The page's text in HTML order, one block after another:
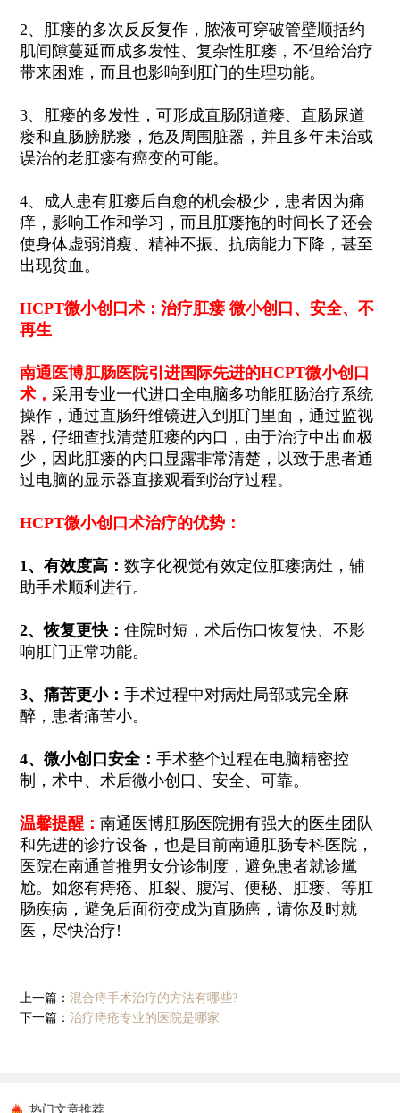
2、肛瘘的多次反反复作，脓液可穿破管壁顺括约
肌间隙蔓延而成多发性、复杂性肛瘘，不但给治疗
带来困难，而且也影响到肛门的生理功能。
3、肛瘘的多发性，可形成直肠阴道瘘、直肠尿道
瘘和直肠膀胱瘘，危及周围脏器，并且多年未治或
误治的老肛瘘有癌变的可能。
4、成人患有肛瘘后自愈的机会极少，患者因为痛
痒，影响工作和学习，而且肛瘘拖的时间长了还会
使身体虚弱消瘦、精神不振、抗病能力下降，甚至
出现贫血。
HCPT微小创口术：治疗肛瘘 微小创口、安全、不
再生
南通 医博肛肠医院引进国际先进的HCPT微小创口
术，采用专业一代进口全电脑多功能肛肠治疗系统
操作，通过直肠纤维镜进入到肛门里面，通过监视
器，仔细查找清楚肛瘘的内口，由于治疗中出血极
少，因此肛瘘的内口显露非常清楚，以致于患者通
过电脑的显示器直接观看到治疗过程。
HCPT微小创口术治疗的优势：
1、有效度高：数字化视觉有效定位肛瘘病灶，辅
助手术顺利进行。
2、恢复更快：住院时短，术后伤口恢复快、不影
响肛门正常功能。
3、痛苦更小：手术过程中对病灶局部或完全麻
醉，患者痛苦小。
4、微小创口安全：手术整个过程在电脑精密控
制，术中、术后微小创口、安全、可靠。
温馨提醒：南通医博肛肠医院拥有强大的医生团队
和先进的诊疗设备，也是目前南通肛肠专科医院，
医院在南通首推男女分诊制度，避免患者就诊尴
尬。如您有痔疮、肛裂、腹泻、便秘、肛瘘、等肛
肠疾病，避免后面衍变成为直肠癌，请你及时就
医，尽快治疗!
上一篇：混合痔手术治疗的方法有哪些?
下一篇：治疗痔疮专业的医院是哪家
热门文章推荐